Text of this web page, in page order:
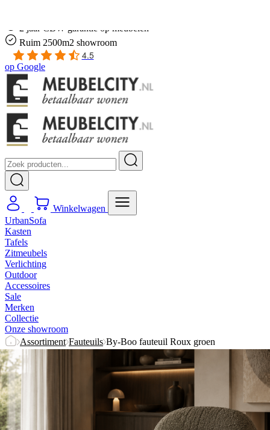
2 jaar CBW garantie op meubelen
Ruim 2500m2 showroom
4.5
op Google
Winkelwagen
UrbanSofa
Kasten
Tafels
Zitmeubels
Verlichting
Outdoor
Accessoires
Sale
Merken
Collectie
Onze showroom
Assortiment Fauteuils By-Boo fauteuil Roux groen